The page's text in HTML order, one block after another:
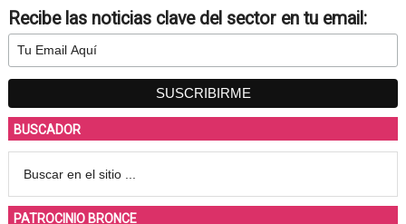
Recibe las noticias clave del sector en tu email:
BUSCADOR
PATROCINIO BRONCE